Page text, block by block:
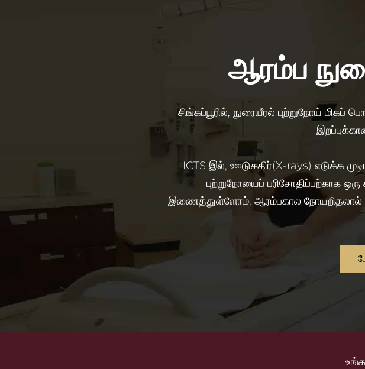
ஆரம்ப
சிங்கப்பூரில், நுரையீரல் புற்றுநோய் மிகப்
ICTS இல், ஊடுகதிர்(X-rays) எடுக்க
புற்றுநோயைப் பரிசோதிப்பற்காக
இணைத்துள்ளோம். ஆரம்பகால நோயறிதலால்